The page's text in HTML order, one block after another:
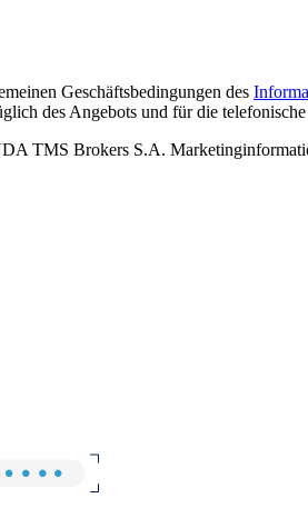
Geschäftsbedingungen des
des Angebots und für die
TMS Brokers S.A.